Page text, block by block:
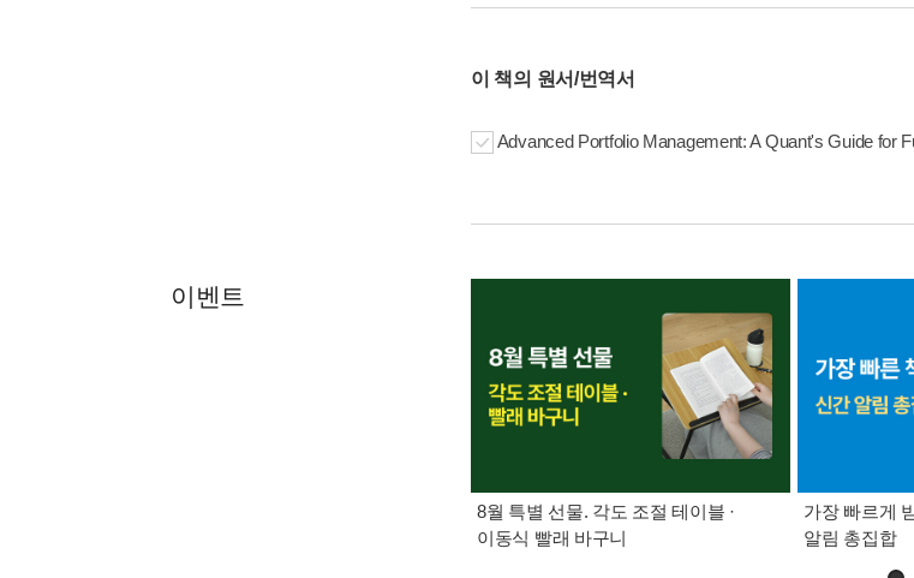
이 책의 원서/번역서
Advanced Portfolio Management: A Quant's Guide for
이벤트
8월 특별 선물. 각도 조절 테이블 ·
이동식 빨래 바구니
가장 빠르게
알림 총집합